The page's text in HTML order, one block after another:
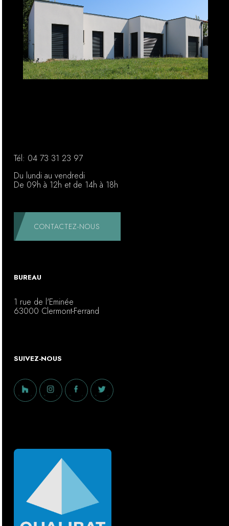
Tél: 04 73 31 23 97
Du lundi au vendredi
De 09h à 12h et de 14h à 18h
CONTACTEZ-NOUS
BUREAU
1 rue de l'Eminée
63000 Clermont-Ferrand
SUIVEZ-NOUS